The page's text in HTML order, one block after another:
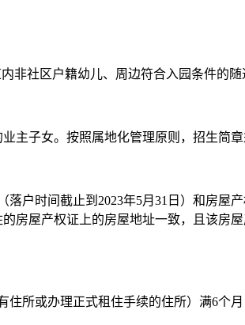
社区户籍幼儿、周边符合入园条件的随
子女。按照属地化管理原则，招生简章
时间截止到2023年5月31日）和房屋
屋产权证上的房屋地址一致，且该房
或办理正式租住手续的住所）满6个月